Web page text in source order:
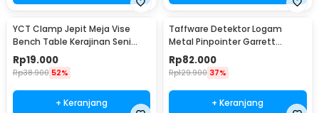
YCT Clamp Jepit Meja Vise
Bench Table Kerajinan Seni
Perhiasan 25mm - QST
Rp19.000
Rp38.900 52%
+ Keranjang
Taffware Detektor Logam
Metal Pinpointer Garrett
Waterproof - 1166000
Rp82.000
Rp129.900 37%
+ Keranjang